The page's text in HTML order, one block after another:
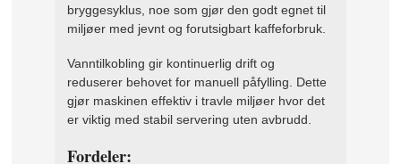
bryggesyklus, noe som gjør den godt egnet til
miljøer med jevnt og forutsigbart kaffeforbruk.
Vanntilkobling gir kontinuerlig drift og
reduserer behovet for manuell påfylling. Dette
gjør maskinen effektiv i travle miljøer hvor det
er viktig med stabil servering uten avbrudd.
Fordeler: